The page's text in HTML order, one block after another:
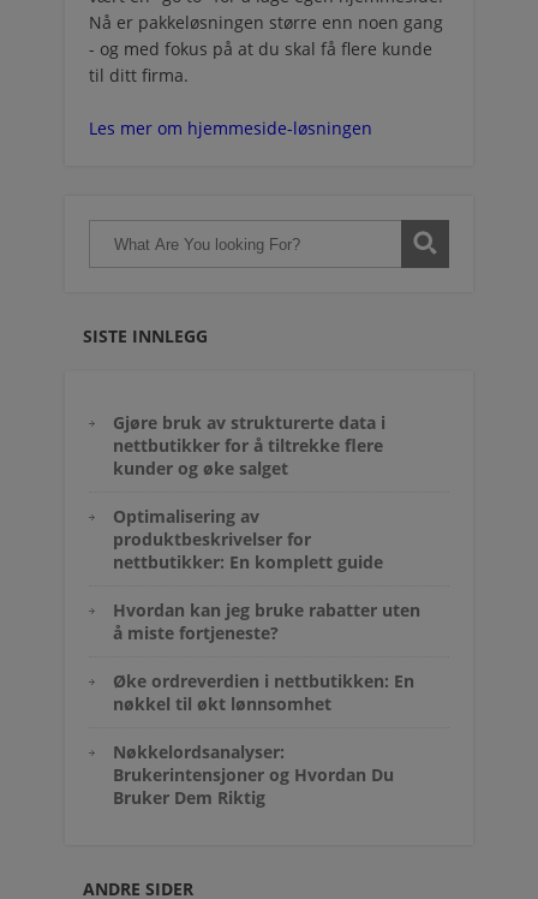
Nå er pakkeløsningen større enn noen gang
- og med fokus på at du skal få flere kunde
til ditt firma.
Les mer om hjemmeside-løsningen
SISTE INNLEGG
Gjøre bruk av strukturerte data i
nettbutikker for å tiltrekke flere
kunder og øke salget
Optimalisering av
produktbeskrivelser for
nettbutikker: En komplett guide
Hvordan kan jeg bruke rabatter uten
å miste fortjeneste?
Øke ordreverdien i nettbutikken: En
nøkkel til økt lønnsomhet
Nøkkelordsanalyser:
Brukerintensjoner og Hvordan Du
Bruker Dem Riktig
ANDRE SIDER